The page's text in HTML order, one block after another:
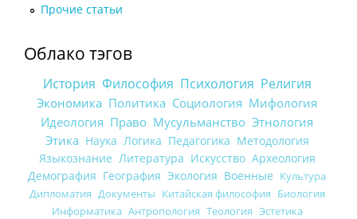
Прочие статьи
Облако тэгов
История Философия Психология Религия
Экономика Политика Социология Мифология
Идеология Право Мусульманство Этнология
Этика Наука Логика Педагогика Методология
Языкознание Литература Искусство Археология
Демография География Экология Военные Культура
Дипломатия Документы Китайская философия Биология
Информатика Антропология Теология Эстетика